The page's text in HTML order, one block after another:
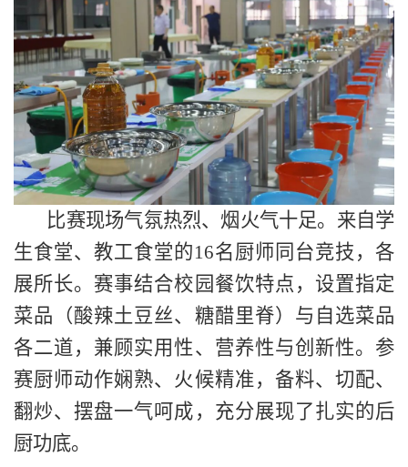
比赛现场气氛热烈、烟火气十足。来自学
生食堂、教工食堂的16名厨师同台竞技，各
展所长。赛事结合校园餐饮特点，设置指定
菜品（酸辣土豆丝、糖醋里脊）与自选菜品
各二道，兼顾实用性、营养性与创新性。参
赛厨师动作娴熟、火候精准，备料、切配、
翻炒、摆盘一气呵成，充分展现了扎实的后
厨功底。